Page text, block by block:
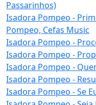
Passarinhos)
Isadora Pompeo -
Pompeo, Cefas Music
Isadora Pompeo -
Isadora Pompeo -
Isadora Pompeo -
Isadora Pompeo -
Isadora Pompeo - Se